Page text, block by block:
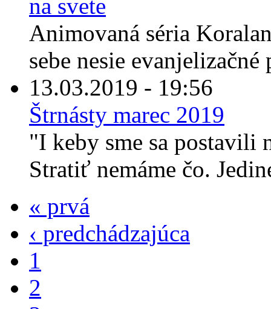
na svete
Animovaná séria
sebe nesie evanjelizačné
13.03.2019 - 19:56
Štrnásty marec 2019
"I keby sme sa postavili
Stratiť nemáme čo.
« prvá
‹ predchádzajúca
1
2